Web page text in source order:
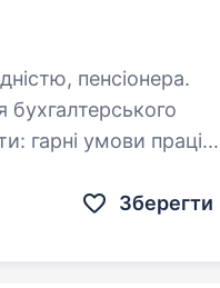
пенсіонера.
гарні умови праці.
Зберегти